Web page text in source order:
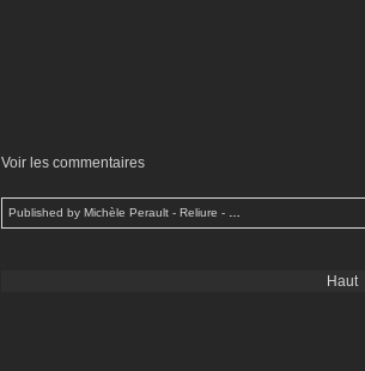
Voir les commentaires
Published by Michèle Perault - Reliure -
Haut